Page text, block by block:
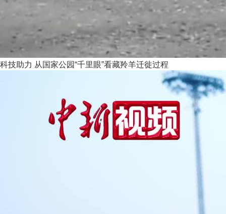
科技助力 从国家公园“千里眼”看藏羚羊迁徙过程